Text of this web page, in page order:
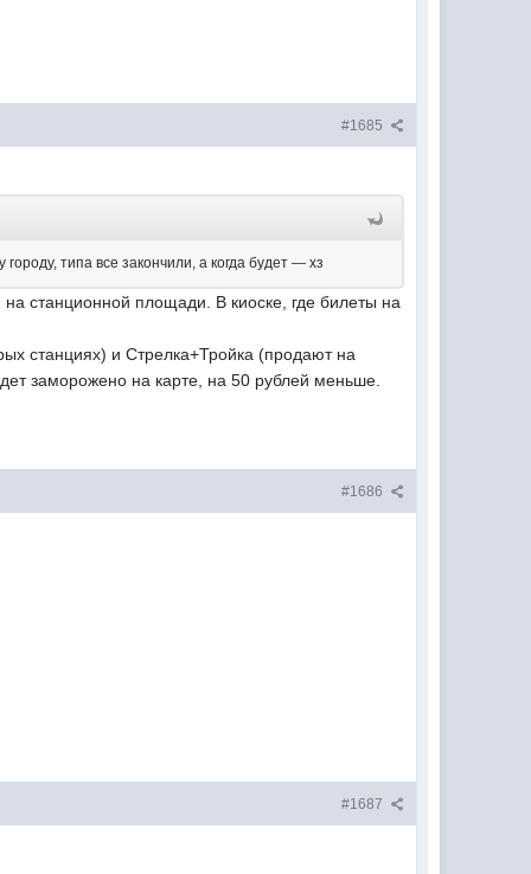
#1685
типа все закончили, а когда будет — хз
станционной площади. В киоске, где билеты на
станциях) и Стрелка+Тройка (продают на
заморожено на карте, на 50 рублей меньше.
#1686
#1687